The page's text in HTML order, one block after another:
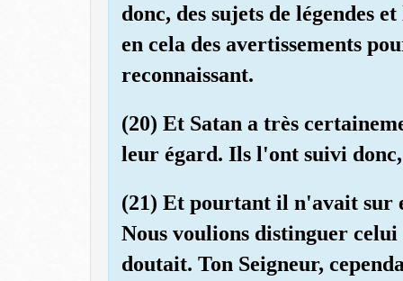
donc, des sujets de légendes
en cela des avertissements
reconnaissant.
(20) Et Satan a très
leur égard. Ils l'ont suivi
(21) Et pourtant il n'avait sur
Nous voulions distinguer
doutait. Ton Seigneur,